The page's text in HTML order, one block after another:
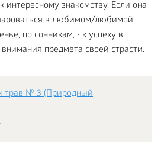
интересному знакомству. Если она
в любимом/любимой.
по сонникам, - к успеху в
предмета своей страсти.
трав № 3 (Природный